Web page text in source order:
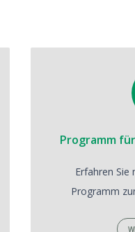
Programm
Erfahren Sie
Programm